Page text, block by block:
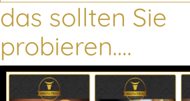
das sollten Sie
probieren....